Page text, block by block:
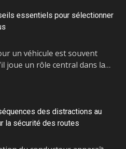
essentiels pour sélectionner
un véhicule est souvent
joue un rôle central dans la…
des distractions au
la sécurité des routes